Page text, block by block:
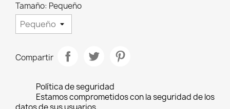
Tamaño: Pequeño
Compartir
Política de seguridad
Estamos comprometidos con la seguridad de los